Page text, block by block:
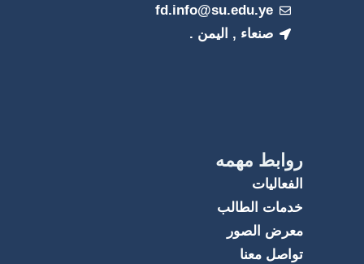
fd.info@su.edu.ye
صنعاء , اليمن .
روابط مهمه
الفعاليات
خدمات الطالب
معرض الصور
تواصل معنا